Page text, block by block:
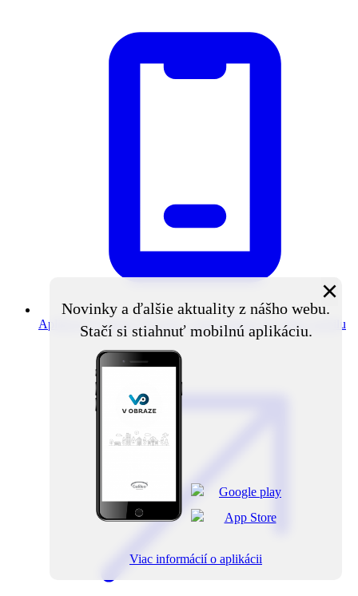
Aplikácia V obraze Novinky z obce priamo do vášho mobilu
Novinky a ďalšie aktuality z nášho webu.
Stačí si stiahnuť mobilnú aplikáciu.
×
Viac informácií o aplikácii